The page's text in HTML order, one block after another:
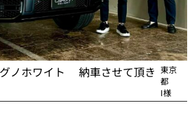
ノホワイト 納車させて頂き 東京
都
I様